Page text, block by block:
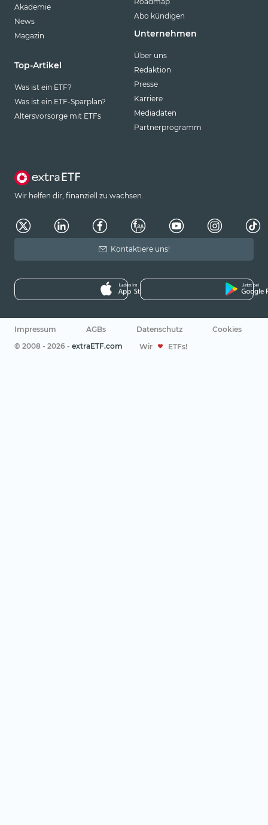
Akademie
News
Magazin
Top-Artikel
Was ist ein ETF?
Was ist ein ETF-Sparplan?
Altersvorsorge mit ETFs
Abo kündigen
Unternehmen
Über uns
Redaktion
Presse
Karriere
Mediadaten
Partnerprogramm
Wir helfen dir, finanziell zu wachsen.
Kontaktiere uns!
Impressum AGBs Datenschutz
Cookies
© 2008 - 2026 - extraETF.com Wir ETFs!